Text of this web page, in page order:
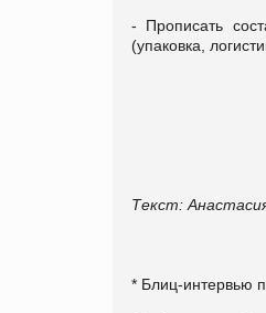
- Прописать
(упаковка,
Текст:
* Блиц-интервью